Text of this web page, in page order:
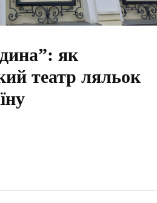
як
театр ляльок